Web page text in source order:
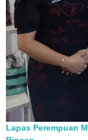
Lapas Perempuan